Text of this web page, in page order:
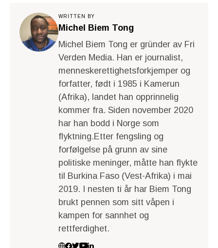
WRITTEN BY
Michel Biem Tong
Michel Biem Tong er gründer av Fri
Verden Media. Han er journalist,
menneskerettighetsforkjemper og
forfatter, født i 1985 i Kamerun
(Afrika), landet han opprinnelig
kommer fra. Siden november 2020
har han bodd i Norge som
flyktning.Etter fengsling og
forfølgelse på grunn av sine
politiske meninger, måtte han flykte
til Burkina Faso (Vest-Afrika) i mai
2019. I nesten ti år har Biem Tong
brukt pennen som sitt våpen i
kampen for sannhet og
rettferdighet.